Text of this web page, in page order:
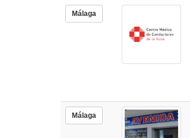
Málaga
Málaga